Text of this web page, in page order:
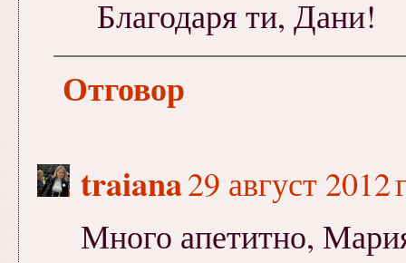
Благодаря ти, Дани!
Отговор
traiana29 август 2012
Много апетитно,